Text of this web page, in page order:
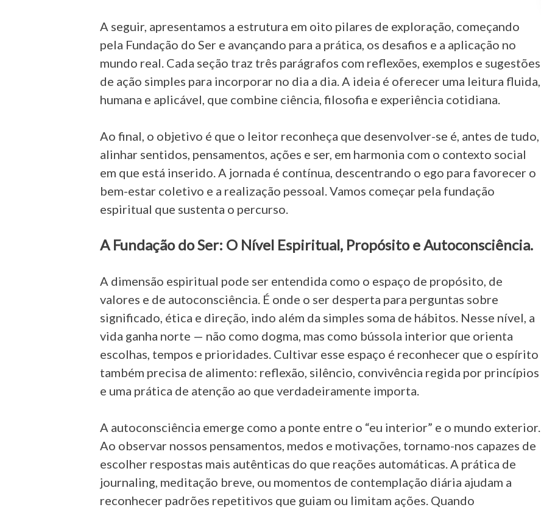
A seguir, apresentamos a estrutura em oito pilares de exploração, começando
pela Fundação do Ser e avançando para a prática, os desafios e a aplicação no
mundo real. Cada seção traz três parágrafos com reflexões, exemplos e sugestões
de ação simples para incorporar no dia a dia. A ideia é oferecer uma leitura fluida,
humana e aplicável, que combine ciência, filosofia e experiência cotidiana.
Ao final, o objetivo é que o leitor reconheça que desenvolver-se é, antes de tudo,
alinhar sentidos, pensamentos, ações e ser, em harmonia com o contexto social
em que está inserido. A jornada é contínua, descentrando o ego para favorecer o
bem-estar coletivo e a realização pessoal. Vamos começar pela fundação
espiritual que sustenta o percurso.
A Fundação do Ser: O Nível Espiritual, Propósito e Autoconsciência.
A dimensão espiritual pode ser entendida como o espaço de propósito, de
valores e de autoconsciência. É onde o ser desperta para perguntas sobre
significado, ética e direção, indo além da simples soma de hábitos. Nesse nível, a
vida ganha norte — não como dogma, mas como bússola interior que orienta
escolhas, tempos e prioridades. Cultivar esse espaço é reconhecer que o espírito
também precisa de alimento: reflexão, silêncio, convivência regida por princípios
e uma prática de atenção ao que verdadeiramente importa.
A autoconsciência emerge como a ponte entre o “eu interior” e o mundo exterior.
Ao observar nossos pensamentos, medos e motivações, tornamo-nos capazes de
escolher respostas mais autênticas do que reações automáticas. A prática de
journaling, meditação breve, ou momentos de contemplação diária ajudam a
reconhecer padrões repetitivos que guiam ou limitam ações. Quando